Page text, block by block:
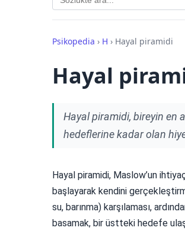
Psikopedia › H › Hayal piramidi
Hayal
Hayal piramidi, bireyin en
hedeflerine kadar olan
Hayal piramidi, Maslow’un
başlayarak kendini
su, barınma) karşılaması,
basamak, bir üstteki hedefe